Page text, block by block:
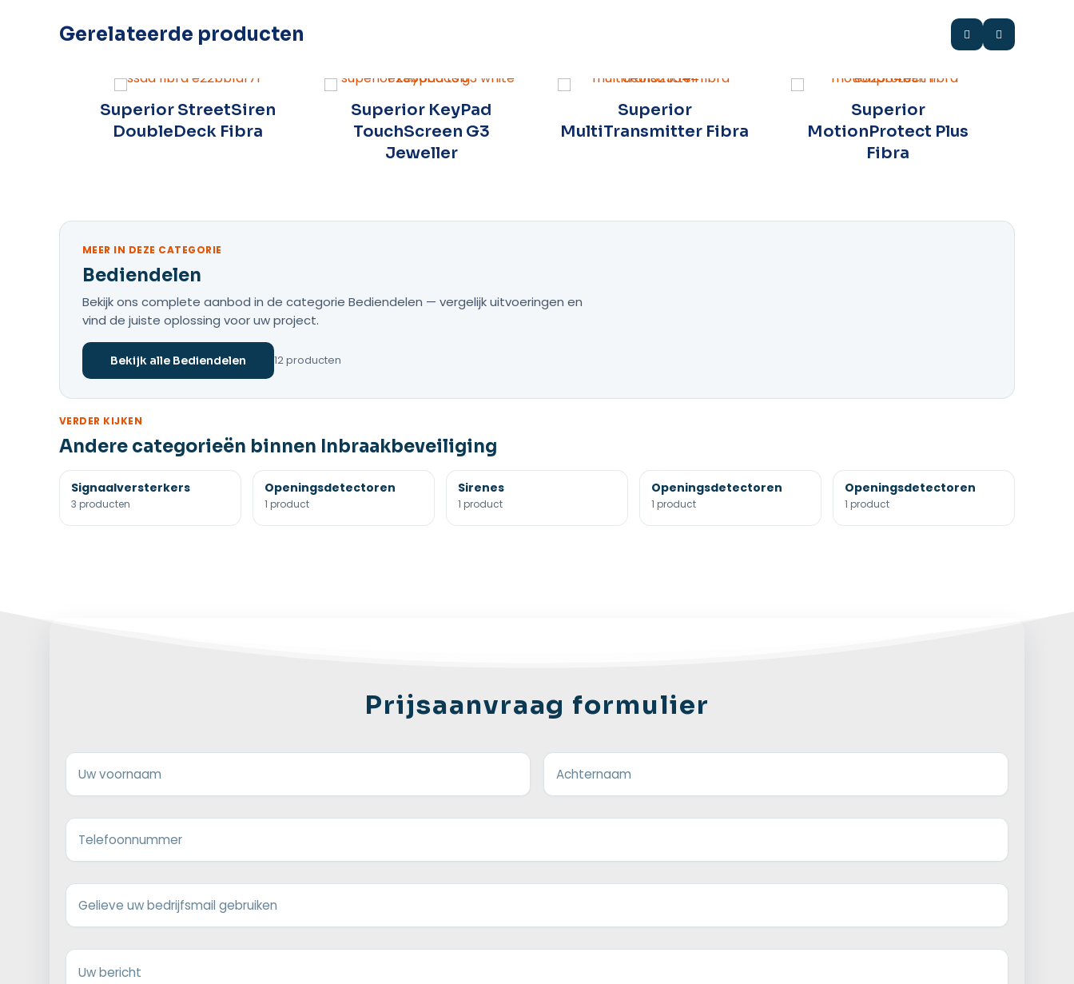
Gerelateerde producten
Superior StreetSiren
DoubleDeck Fibra
Superior KeyPad
TouchScreen G3
Jeweller
Superior
MultiTransmitter Fibra
Superior
MotionProtect Plus
Fibra
MEER IN DEZE CATEGORIE
Bediendelen
Bekijk ons complete aanbod in de categorie Bediendelen — vergelijk uitvoeringen en
vind de juiste oplossing voor uw project.
Bekijk alle Bediendelen 12 producten
VERDER KIJKEN
Andere categorieën binnen Inbraakbeveiliging
Signaalversterkers
3 producten
Openingsdetectoren
1 product
Sirenes
1 product
Openingsdetectoren
1 product
Openingsdetectoren
1 product
Prijsaanvraag formulier
Uw voornaam Achternaam
Telefoonnummer
Gelieve uw bedrijfsmail gebruiken
Uw bericht